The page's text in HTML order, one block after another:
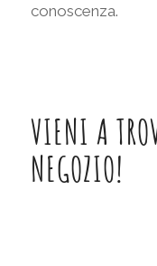
conoscenza.
VIENI A
NEGOZIO!